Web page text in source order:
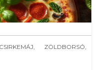
ZÖLDBORSÓ,